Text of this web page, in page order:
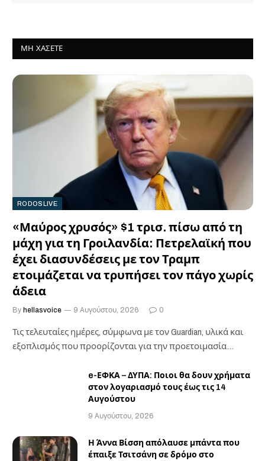
ΜΗ ΧΆΣΕΤΕ
RODOSLIVE
«Μαύρος χρυσός» $1 τρισ. πίσω από τη
μάχη για τη Γροιλανδία: Πετρελαϊκή που
έχει διασυνδέσεις με τον Τραμπ
ετοιμάζεται να τρυπήσει τον πάγο χωρίς
άδεια
By hellasvoice 9 Αυγούστου, 2026 0
Τις τελευταίες ημέρες, σύμφωνα με τον Guardian, υλικά και
εξοπλισμός που προορίζονται για την προετοιμασία…
e-ΕΦΚΑ – ΔΥΠΑ: Ποιοι θα δουν χρήματα
στον λογαριασμό τους έως τις 14
Αυγούστου
9 Αυγούστου, 2026
Η Άννα Βίσση απόλαυσε μπάντα που
έπαιξε Τσιτσάνη σε δρόμο στο